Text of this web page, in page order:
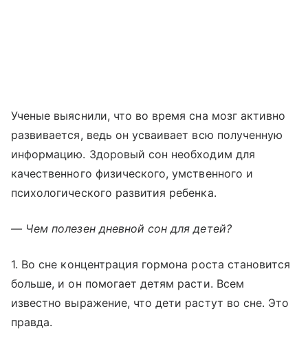
Ученые выяснили, что во время сна мозг активно
развивается, ведь он усваивает всю полученную
информацию. Здоровый сон необходим для
качественного физического, умственного и
психологического развития ребенка.
— Чем полезен дневной сон для детей?
1. Во сне концентрация гормона роста становится
больше, и он помогает детям расти. Всем
известно выражение, что дети растут во сне. Это
правда.